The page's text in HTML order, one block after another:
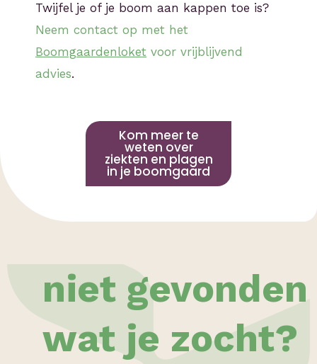
Twijfel je of je boom aan kappen toe is?
Neem contact op met het
Boomgaardenloket voor vrijblijvend
advies.
Kom meer te
weten over
ziekten en plagen
in je boomgaard
niet gevonden
wat je zocht?